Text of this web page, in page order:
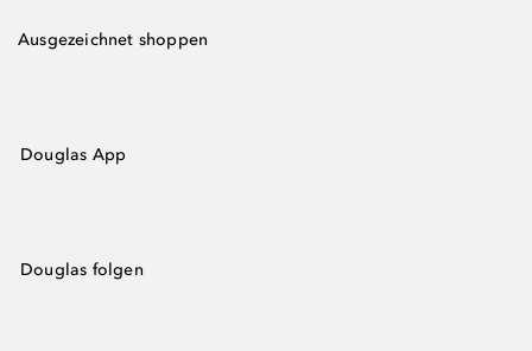
Ausgezeichnet shoppen
Douglas App
Douglas folgen